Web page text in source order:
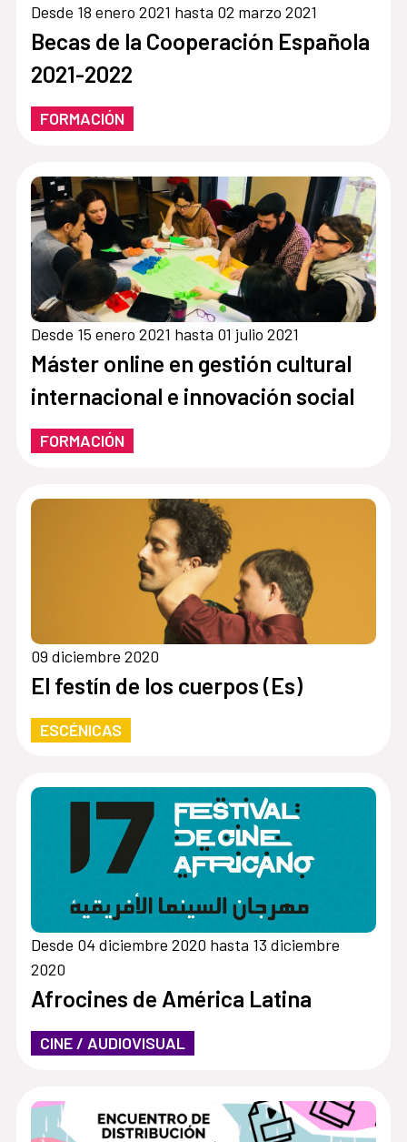
Desde 18 enero 2021 hasta 02 marzo 2021
Becas de la Cooperación Española
2021-2022
FORMACIÓN
Desde 15 enero 2021 hasta 01 julio 2021
Máster online en gestión cultural
internacional e innovación social
FORMACIÓN
09 diciembre 2020
El festín de los cuerpos (Es)
ESCÉNICAS
Desde 04 diciembre 2020 hasta 13 diciembre
2020
Afrocines de América Latina
CINE / AUDIOVISUAL